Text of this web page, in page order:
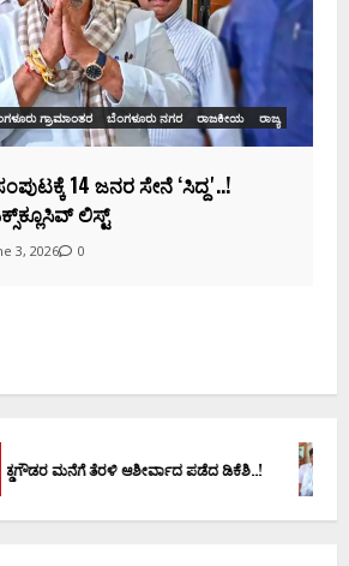
3, 2026 0
ಮನೆಗೆ ತೆರಳಿ ಆಶೀರ್ವಾದ ಪಡೆದ ಡಿಕೆಶಿ..!